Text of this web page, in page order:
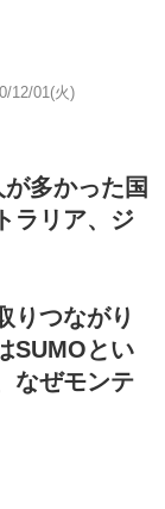
12/01(火)
多かった国
ラリア、ジ
りつながり
SUMOとい
なぜモンテ